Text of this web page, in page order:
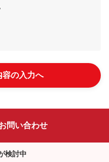
容の入力へ
問い合わせ
検討中